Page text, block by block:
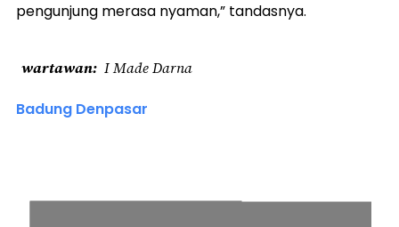
pengunjung merasa nyaman,” tandasnya.
wartawan I Made Darna
Badung Denpasar